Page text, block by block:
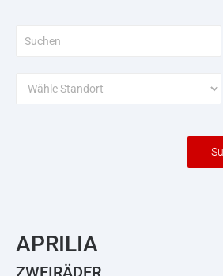
APRILIA
ZWEIRÄDER